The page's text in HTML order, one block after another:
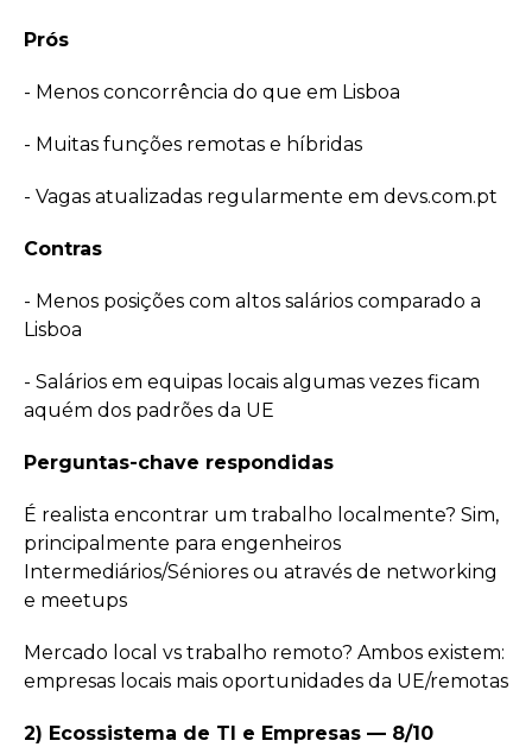
Prós
- Menos concorrência do que em Lisboa
- Muitas funções remotas e híbridas
- Vagas atualizadas regularmente em devs.com.pt
Contras
- Menos posições com altos salários comparado a
Lisboa
- Salários em equipas locais algumas vezes ficam
aquém dos padrões da UE
Perguntas-chave respondidas
É realista encontrar um trabalho localmente? Sim,
principalmente para engenheiros
Intermediários/Séniores ou através de networking
e meetups
Mercado local vs trabalho remoto? Ambos existem:
empresas locais mais oportunidades da UE/remotas
2) Ecossistema de TI e Empresas — 8/10